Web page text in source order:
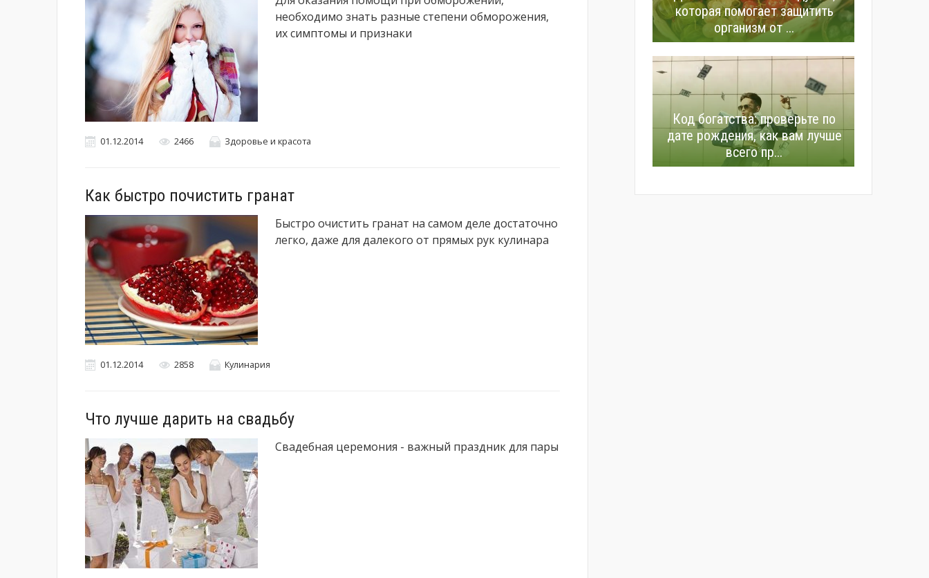
необходимо знать разные степени обморожения,
их симптомы и признаки
01.12.2014 2466 Здоровье и красота
Как быстро почистить гранат
Быстро очистить гранат на самом деле достаточно
легко, даже для далекого от прямых рук кулинара
01.12.2014 2858 Кулинария
Что лучше дарить на свадьбу
Свадебная церемония - важный праздник для пары
которая помогает защитить
организм от ...
Код богатства: проверьте по
дате рождения, как вам лучше
всего пр...